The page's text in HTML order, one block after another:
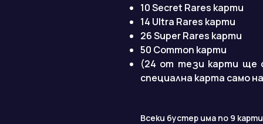
10 Secret Rares карти
14 Ultra Rares карти
26 Super Rares карти
50 Common карти
(24 от тези карти ще
специална карта само
Всеки бустер има по 9